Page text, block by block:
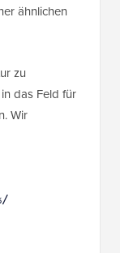
ähnlichen
zu
das Feld für
Wir